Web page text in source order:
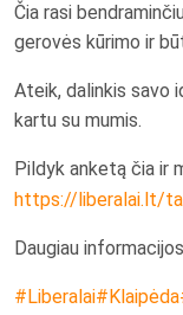
Čia rasi
gerovės kūrimo ir
Ateik, dalinkis savo
kartu su mumis.
Pildyk anketą čia ir
https://liberalai.lt/
Daugiau
#Liberalai#Klaipėda